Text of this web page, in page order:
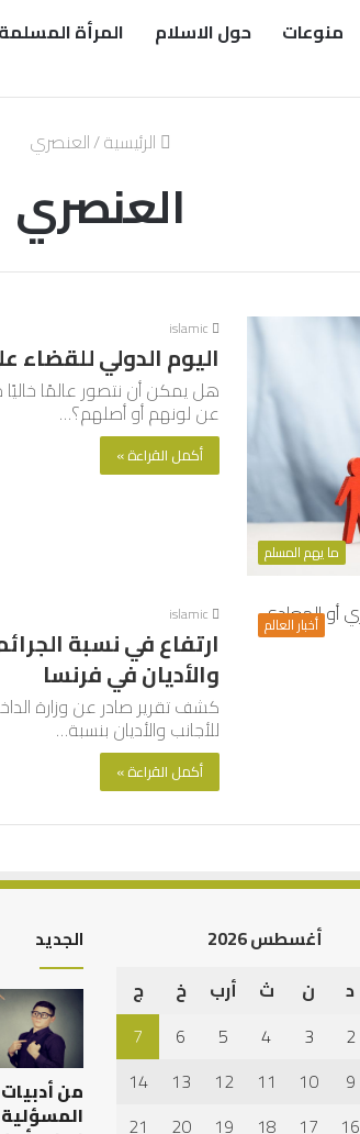
منوعات حول الاسلام المرأة المسلمة
الرئيسية/العنصري
العنصري
ما يهم المسلم
islamic
اليوم الدولي للقضاء على
هل يمكن أن نتصور عالمًا خاليًا
عن لونهم أو أصلهم؟…
أكمل القراءة »
أخبار العالم islamic
ارتفاع في نسبة
والأديان في فرنسا
كشف تقرير صادر عن وزارة
للأجانب والأديان بنسبة…
أكمل القراءة »
أغسطس 2026
د ن ث أرب خ
ج
2
3
4
5
6
7
9
10
11
12
13
14
16
17
18
19
20
21
الجديد
من